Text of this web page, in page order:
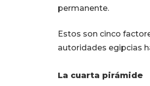
permanente.
Estos son cinco
autoridades egipcias
La cuarta pirámide